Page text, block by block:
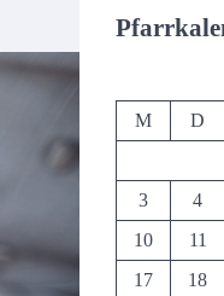
M
D
3
4
10
11
17
18